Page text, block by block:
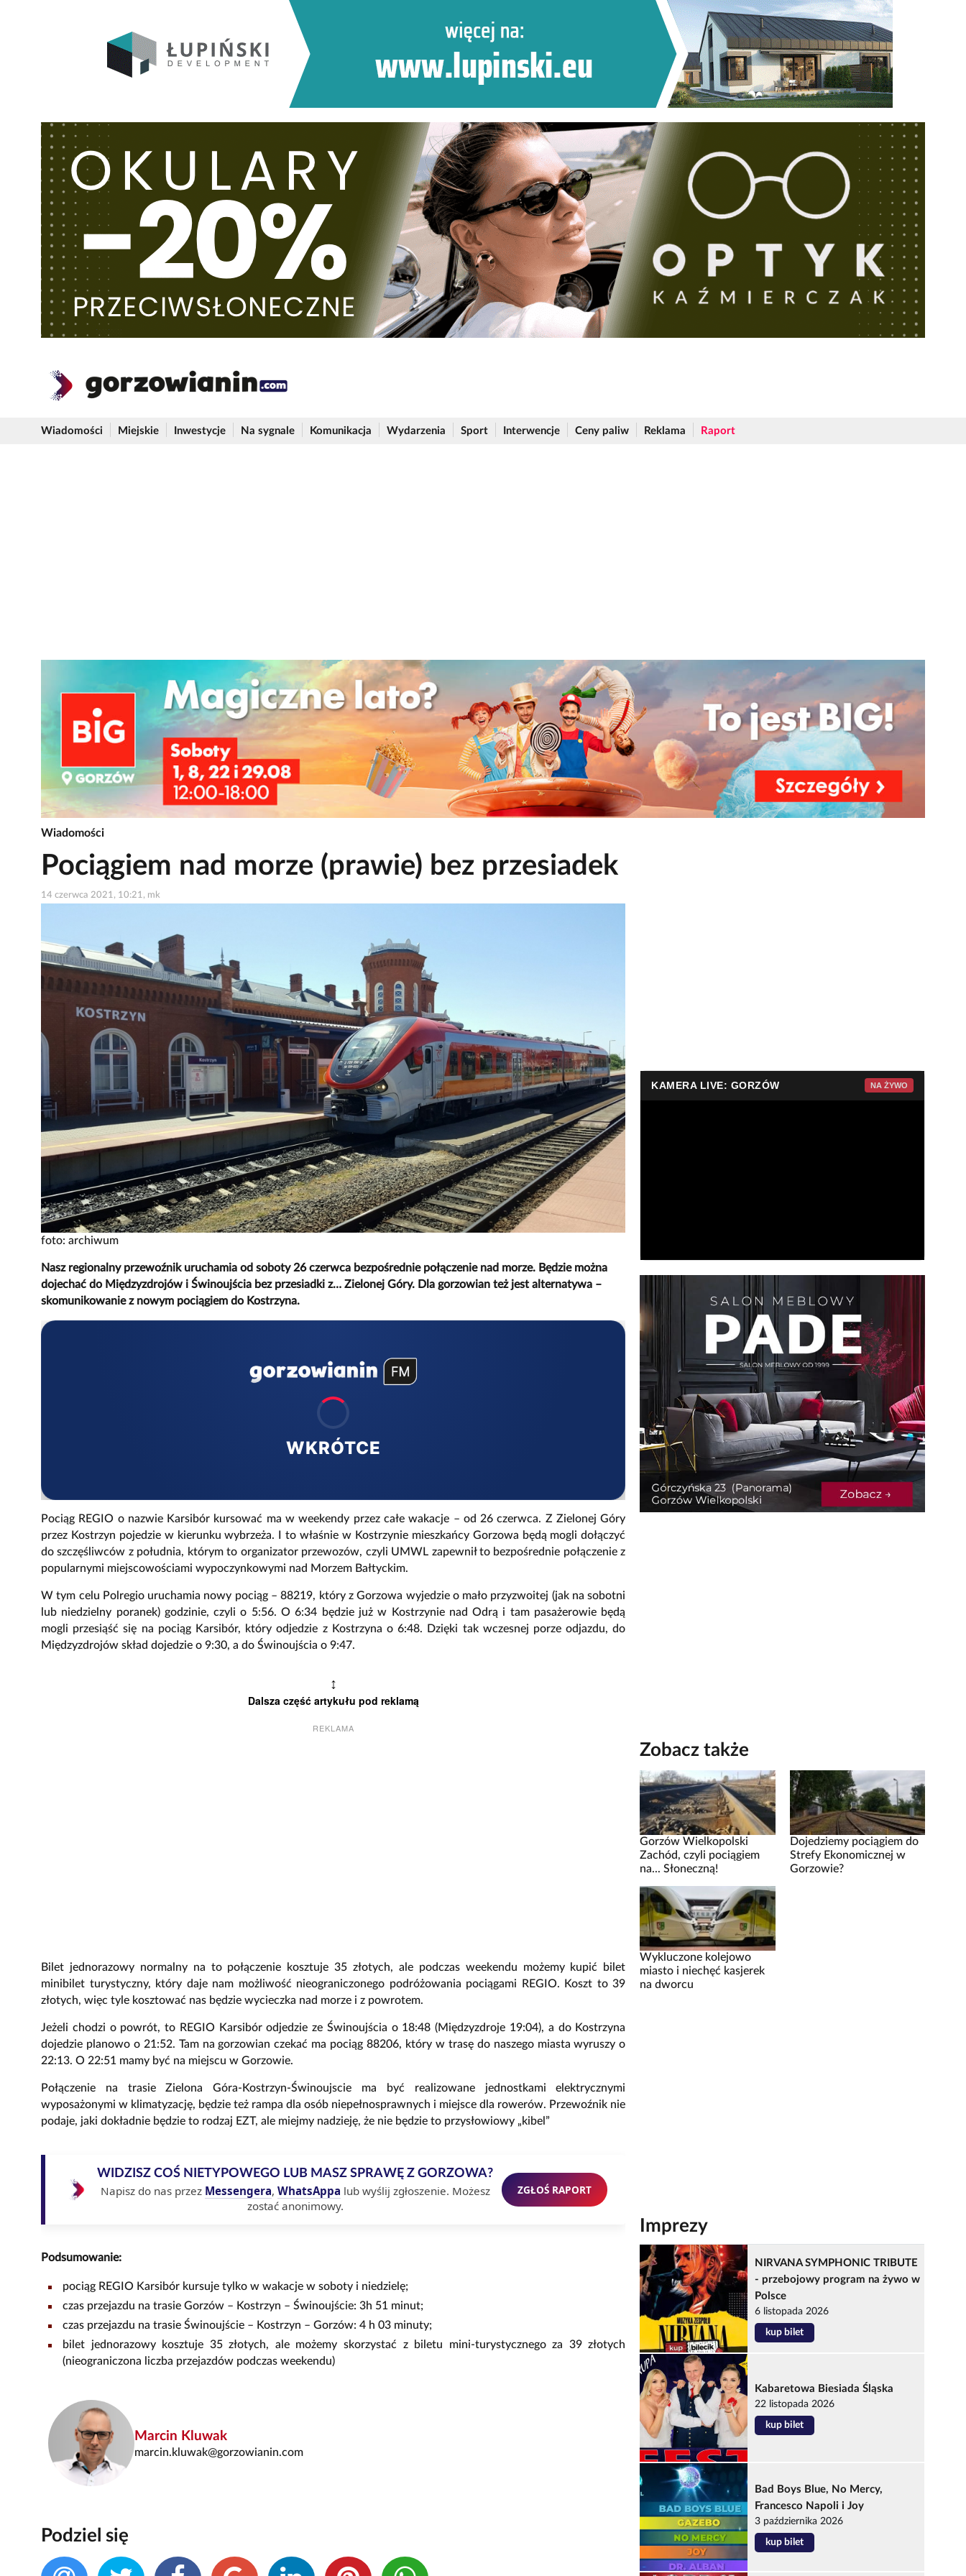
Wiadomości Miejskie Inwestycje Na sygnale Komunikacja Wydarzenia Sport Interwencje Ceny paliw Reklama Raport
Wiadomości
Pociągiem nad morze (prawie) bez przesiadek
14 czerwca 2021, 10:21, mk
foto: archiwum
Nasz regionalny przewoźnik uruchamia od soboty 26 czerwca bezpośrednie połączenie nad morze. Będzie można
dojechać do Międzyzdrojów i Świnoujścia bez przesiadki z… Zielonej Góry. Dla gorzowian też jest alternatywa –
skomunikowanie z nowym pociągiem do Kostrzyna.
WKRÓTCE
Pociąg REGIO o nazwie Karsibór kursować ma w weekendy przez całe wakacje – od 26 czerwca. Z Zielonej Góry
przez Kostrzyn pojedzie w kierunku wybrzeża. I to właśnie w Kostrzynie mieszkańcy Gorzowa będą mogli dołączyć
do szczęśliwców z południa, którym to organizator przewozów, czyli UMWL zapewnił to bezpośrednie połączenie z
popularnymi miejscowościami wypoczynkowymi nad Morzem Bałtyckim.
W tym celu Polregio uruchamia nowy pociąg – 88219, który z Gorzowa wyjedzie o mało przyzwoitej (jak na sobotni
lub niedzielny poranek) godzinie, czyli o 5:56. O 6:34 będzie już w Kostrzynie nad Odrą i tam pasażerowie będą
mogli przesiąść się na pociąg Karsibór, który odjedzie z Kostrzyna o 6:48. Dzięki tak wczesnej porze odjazdu, do
Międzyzdrojów skład dojedzie o 9:30, a do Świnoujścia o 9:47.
↕
Dalsza część artykułu pod reklamą
REKLAMA
Bilet jednorazowy normalny na to połączenie kosztuje 35 złotych, ale podczas weekendu możemy kupić bilet
minibilet turystyczny, który daje nam możliwość nieograniczonego podróżowania pociągami REGIO. Koszt to 39
złotych, więc tyle kosztować nas będzie wycieczka nad morze i z powrotem.
Jeżeli chodzi o powrót, to REGIO Karsibór odjedzie ze Świnoujścia o 18:48 (Międzyzdroje 19:04), a do Kostrzyna
dojedzie planowo o 21:52. Tam na gorzowian czekać ma pociąg 88206, który w trasę do naszego miasta wyruszy o
22:13. O 22:51 mamy być na miejscu w Gorzowie.
Połączenie na trasie Zielona Góra-Kostrzyn-Świnoujscie ma być realizowane jednostkami elektrycznymi
wyposażonymi w klimatyzację, będzie też rampa dla osób niepełnosprawnych i miejsce dla rowerów. Przewoźnik nie
podaje, jaki dokładnie będzie to rodzaj EZT, ale miejmy nadzieję, że nie będzie to przysłowiowy „kibel”
WIDZISZ COŚ NIETYPOWEGO LUB MASZ SPRAWĘ Z GORZOWA?
Napisz do nas przez Messengera, WhatsAppa lub wyślij zgłoszenie. Możesz
zostać anonimowy.
ZGŁOŚ RAPORT
Podsumowanie:
pociąg REGIO Karsibór kursuje tylko w wakacje w soboty i niedzielę;
czas przejazdu na trasie Gorzów – Kostrzyn – Świnoujście: 3h 51 minut;
czas przejazdu na trasie Świnoujście – Kostrzyn – Gorzów: 4 h 03 minuty;
bilet jednorazowy kosztuje 35 złotych, ale możemy skorzystać z biletu mini-turystycznego za 39 złotych
(nieograniczona liczba przejazdów podczas weekendu)
Marcin Kluwak
marcin.kluwak@gorzowianin.com
Podziel się
KAMERA LIVE: GORZÓW NA ŻYWO
Zobacz także
Gorzów Wielkopolski
Zachód, czyli pociągiem
na... Słoneczną!
Dojedziemy pociągiem do
Strefy Ekonomicznej w
Gorzowie?
Wykluczone kolejowo
miasto i niechęć kasjerek
na dworcu
Imprezy
NIRVANA SYMPHONIC TRIBUTE
- przebojowy program na żywo w
Polsce
6 listopada 2026
kup bilet
Kabaretowa Biesiada Śląska
22 listopada 2026
kup bilet
Bad Boys Blue, No Mercy,
Francesco Napoli i Joy
3 października 2026
kup bilet